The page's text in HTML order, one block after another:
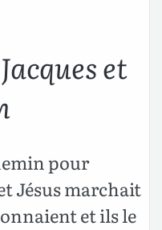
et
pour
Jésus marchait
et ils le